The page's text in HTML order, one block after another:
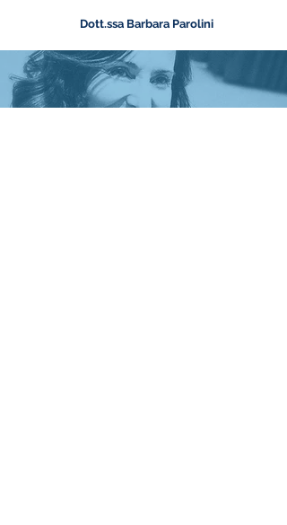
Dott.ssa Barbara Parolini